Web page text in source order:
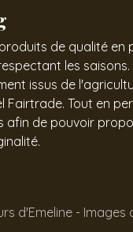
de qualité en
les saisons.
issus de
Fairtrade. Tout en
afin de pouvoir
d'Emeline - Images